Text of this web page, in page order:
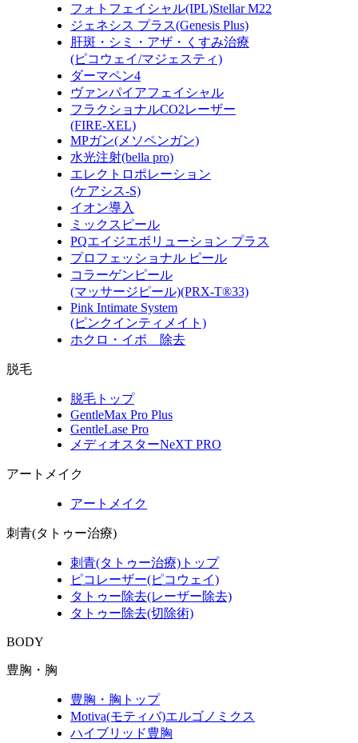
フォトフェイシャル(IPL)Stellar M22
ジェネシス プラス(Genesis Plus)
肝斑・シミ・アザ・くすみ治療
(ピコウェイ/マジェスティ)
ダーマペン4
ヴァンパイアフェイシャル
フラクショナルCO2レーザー
(FIRE-XEL)
MPガン(メソペンガン)
水光注射(bella pro)
エレクトロポレーション
(ケアシス-S)
イオン導入
ミックスピール
PQエイジエボリューション プラス
プロフェッショナル ピール
コラーゲンピール
(マッサージピール)(PRX-T®33)
Pink Intimate System
(ピンクインティメイト)
ホクロ・イボ 除去
脱毛
脱毛トップ
GentleMax Pro Plus
GentleLase Pro
メディオスターNeXT PRO
アートメイク
アートメイク
刺青(タトゥー治療)
刺青(タトゥー治療)トップ
ピコレーザー(ピコウェイ)
タトゥー除去(レーザー除去)
タトゥー除去(切除術)
BODY
豊胸・胸
豊胸・胸トップ
Motiva(モティバ)エルゴノミクス
ハイブリッド豊胸